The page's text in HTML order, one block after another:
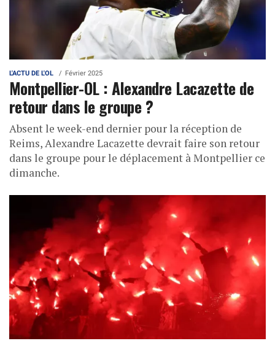
L'ACTU DE L'OL Février 2025
Montpellier-OL : Alexandre Lacazette de
retour dans le groupe ?
Absent le week-end dernier pour la réception de
Reims, Alexandre Lacazette devrait faire son retour
dans le groupe pour le déplacement à Montpellier ce
dimanche.